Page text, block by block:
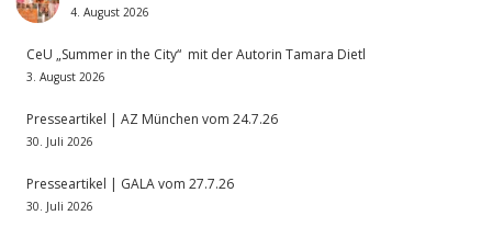
4. August 2026
CeU „Summer in the City“ mit der Autorin Tamara Dietl
3. August 2026
Presseartikel | AZ München vom 24.7.26
30. Juli 2026
Presseartikel | GALA vom 27.7.26
30. Juli 2026